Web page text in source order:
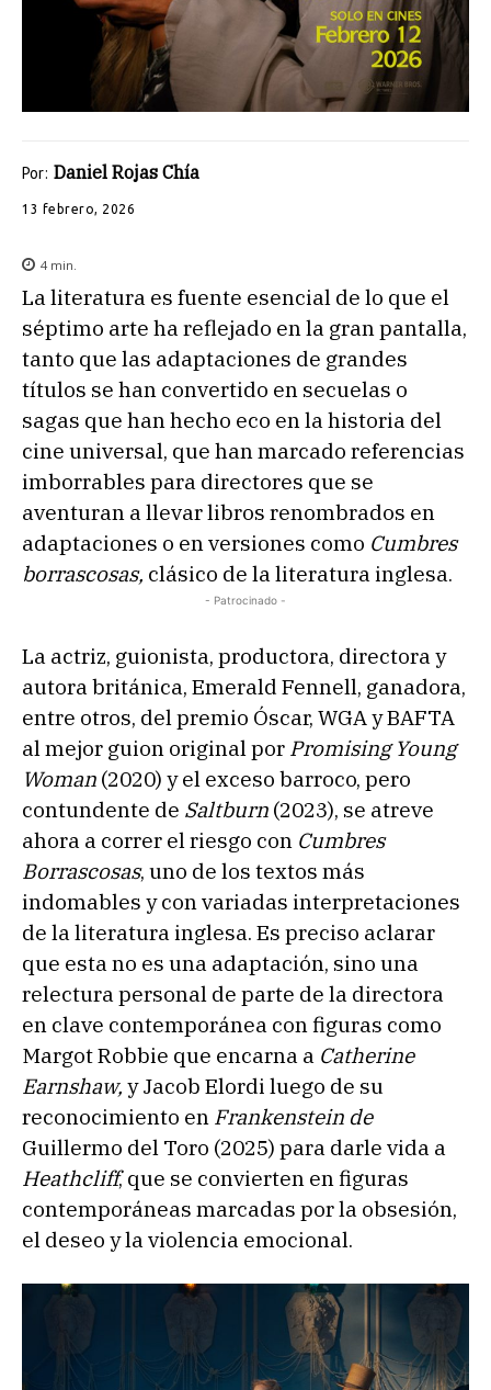
Por: Daniel Rojas Chía
13 febrero, 2026
4 min.
La literatura es fuente esencial de lo que el
séptimo arte ha reflejado en la gran pantalla,
tanto que las adaptaciones de grandes
títulos se han convertido en secuelas o
sagas que han hecho eco en la historia del
cine universal, que han marcado referencias
imborrables para directores que se
aventuran a llevar libros renombrados en
adaptaciones o en versiones como Cumbres
borrascosas, clásico de la literatura inglesa.
- Patrocinado -
La actriz, guionista, productora, directora y
autora británica, Emerald Fennell, ganadora,
entre otros, del premio Óscar, WGA y BAFTA
al mejor guion original por Promising Young
Woman (2020) y el exceso barroco, pero
contundente de Saltburn (2023), se atreve
ahora a correr el riesgo con Cumbres
Borrascosas, uno de los textos más
indomables y con variadas interpretaciones
de la literatura inglesa. Es preciso aclarar
que esta no es una adaptación, sino una
relectura personal de parte de la directora
en clave contemporánea con figuras como
Margot Robbie que encarna a Catherine
Earnshaw, y Jacob Elordi luego de su
reconocimiento en Frankenstein de
Guillermo del Toro (2025) para darle vida a
Heathcliff, que se convierten en figuras
contemporáneas marcadas por la obsesión,
el deseo y la violencia emocional.